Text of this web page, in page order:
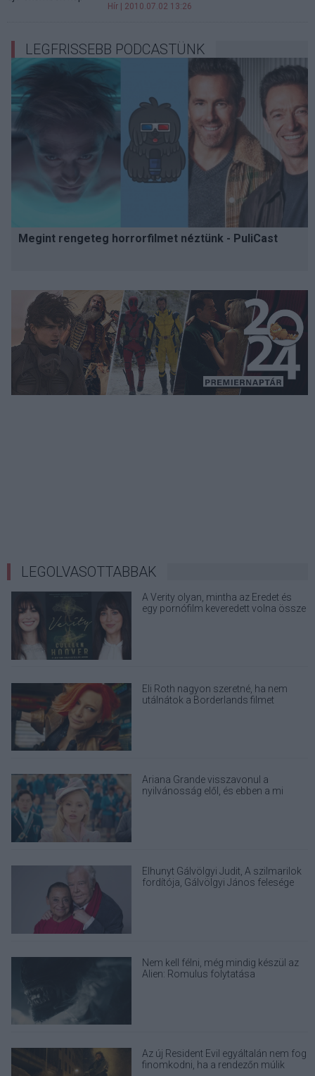
Hír | 2010.07.02 13:26
LEGFRISSEBB PODCASTÜNK
Megint rengeteg horrorfilmet néztünk - PuliCast
LEGOLVASOTTABBAK
A Verity olyan, mintha az Eredet és
egy pornófilm keveredett volna össze
Eli Roth nagyon szeretné, ha nem
utálnátok a Borderlands filmet
Ariana Grande visszavonul a
nyilvánosság elől, és ebben a mi
Elhunyt Gálvölgyi Judit, A szilmarilok
fordítója, Gálvölgyi János felesége
Nem kell félni, még mindig készül az
Alien: Romulus folytatása
Az új Resident Evil egyáltalán nem fog
finomkodni, ha a rendezőn múlik